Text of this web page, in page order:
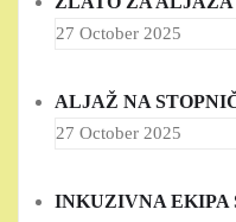
27 October 2025
ALJAŽ NA
27 October 2025
INKUZIVNA EKIPA